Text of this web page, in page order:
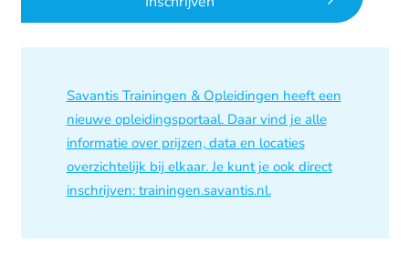
Savantis Trainingen & Opleidingen heeft een
nieuwe opleidingsportaal. Daar vind je alle
informatie over prijzen, data en locaties
overzichtelijk bij elkaar. Je kunt je ook direct
inschrijven: trainingen.savantis.nl.